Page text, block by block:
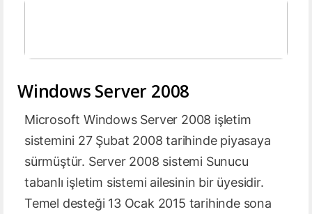
Windows Server 2008
Microsoft Windows Server 2008 işletim
sistemini 27 Şubat 2008 tarihinde piyasaya
sürmüştür. Server 2008 sistemi Sunucu
tabanlı işletim sistemi ailesinin bir üyesidir.
Temel desteği 13 Ocak 2015 tarihinde sona